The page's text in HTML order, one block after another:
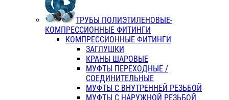
ТРУБЫ ПОЛИЭТИЛЕНОВЫЕ-
КОМПРЕССИОННЫЕ ФИТИНГИ
КОМПРЕССИОННЫЕ ФИТИНГИ
ЗАГЛУШКИ
КРАНЫ ШАРОВЫЕ
МУФТЫ ПЕРЕХОДНЫЕ /
СОЕДИНИТЕЛЬНЫЕ
МУФТЫ С ВНУТРЕННЕЙ РЕЗЬБОЙ
МУФТЫ С НАРУЖНОЙ РЕЗЬБОЙ